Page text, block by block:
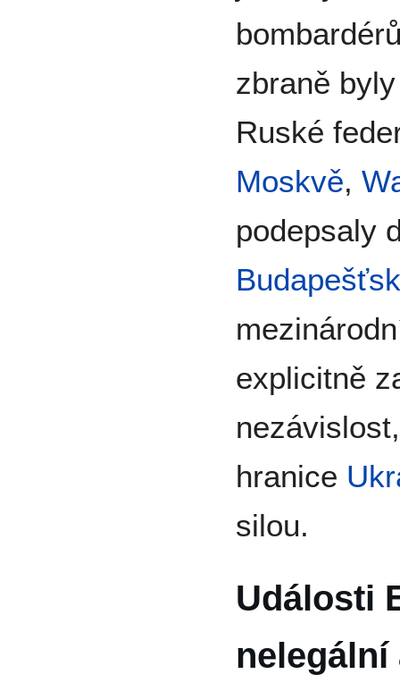
zbraně
Ruské
Moskvě,
podepsaly
explicitně
hranice
silou.
Události
nelegální